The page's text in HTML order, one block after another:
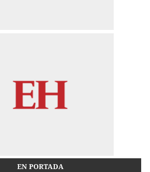
EN PORTADA